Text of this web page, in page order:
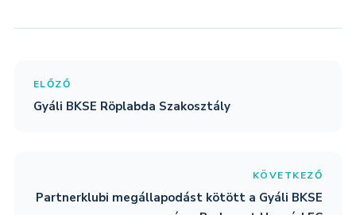
ELŐZŐ
Gyáli BKSE Röplabda Szakosztály
KÖVETKEZŐ
Partnerklubi megállapodást kötött a Gyáli BKSE